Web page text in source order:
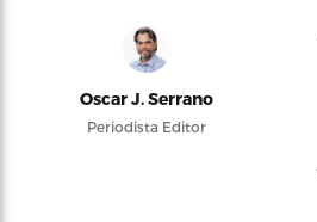
Oscar J. Serrano
Periodista Editor